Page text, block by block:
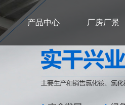
产品中心 厂房厂景